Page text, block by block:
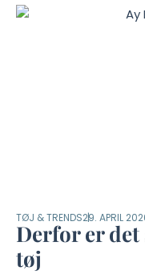
TØJ & TRENDS29. APRIL
Derfor er
tøj